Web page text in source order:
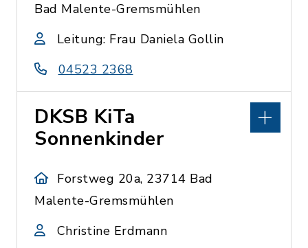
Bad Malente-Gremsmühlen
Leitung: Frau Daniela Gollin
04523 2368
DKSB KiTa
Sonnenkinder
Forstweg 20a, 23714 Bad
Malente-Gremsmühlen
Christine Erdmann